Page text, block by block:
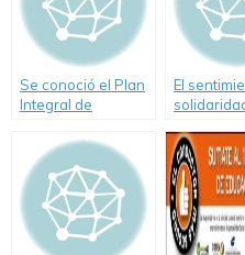
Se conoció el Plan
Integral de
Aragón
El